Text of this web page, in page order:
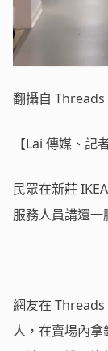
翻攝自 Threads
【Lai 傳媒、記
民眾在新莊
服務人員講還一
網友在 Threads
人，在賣場內